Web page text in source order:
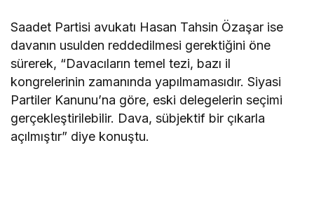
Saadet Partisi avukatı Hasan Tahsin Özaşar ise
davanın usulden reddedilmesi gerektiğini öne
sürerek, “Davacıların temel tezi, bazı il
kongrelerinin zamanında yapılmamasıdır. Siyasi
Partiler Kanunu’na göre, eski delegelerin seçimi
gerçekleştirilebilir. Dava, sübjektif bir çıkarla
açılmıştır” diye konuştu.